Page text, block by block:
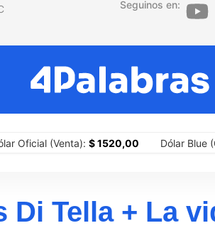
Seguinos en:
límites constitucionales del presidente
(Venta):$ 1520,00 Dólar Blue
Tella + La